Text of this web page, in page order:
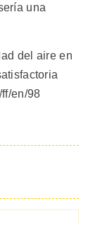
una
del aire en
en/98